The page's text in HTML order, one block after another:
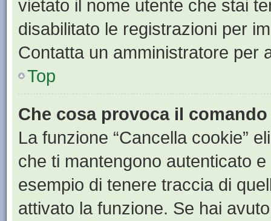
vietato il nome utente che stai
disabilitato le registrazioni per
Contatta un amministratore per
Top
Che cosa provoca il
La funzione “Cancella cookie”
che ti mantengono autenticato
esempio di tenere traccia di
attivato la funzione. Se hai